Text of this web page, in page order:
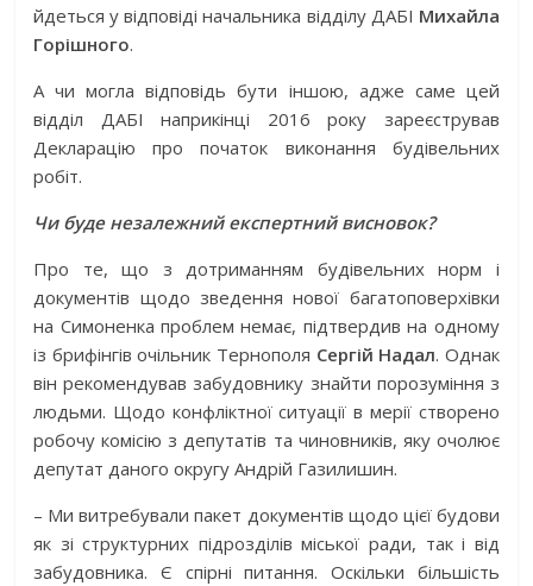
йдеться у відповіді начальника відділу ДАБІ Михайла
Горішного.
А чи могла відповідь бути іншою, адже саме цей
відділ ДАБІ наприкінці 2016 року зареєстрував
Декларацію про початок виконання будівельних
робіт.
Чи буде незалежний експертний висновок?
Про те, що з дотриманням будівельних норм і
документів щодо зведення нової багатоповерхівки
на Симоненка проблем немає, підтвердив на одному
із брифінгів очільник Тернополя Сергій Надал. Однак
він рекомендував забудовнику знайти порозуміння з
людьми. Щодо конфліктної ситуації в мерії створено
робочу комісію з депутатів та чиновників, яку очолює
депутат даного округу Андрій Газилишин.
– Ми витребували пакет документів щодо цієї будови
як зі структурних підрозділів міської ради, так і від
забудовника. Є спірні питання. Оскільки більшість